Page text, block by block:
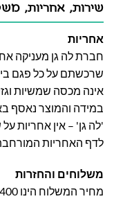
שירות, אחריות,
אחריות
שרכשתם על כל פגם
אינה מכסה שמשיות
במידה והמוצר נאסף
'לה גן' – אין אחריות
לדף האחריות
משלוחים והחזרות
מחיר המשלוח הינו 250-400 שח וייקבע על פי אזור מגוריכם.